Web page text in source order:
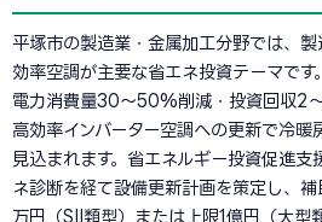
平塚市の製造業・金属加工分野では、
効率空調が主要な省エネ投資テーマで
電力消費量30〜50%削減・投資回収2〜
高効率インバーター空調への更新で冷
見込まれます。省エネルギー投資促進支
ネ診断を経て設備更新計画を策定し、
万円（SII類型）または上限1億円（大型